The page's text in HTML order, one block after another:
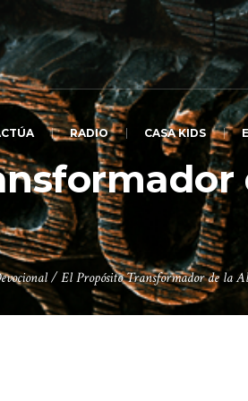
RADIO CASA KIDS
/El Propósito Transformador de la